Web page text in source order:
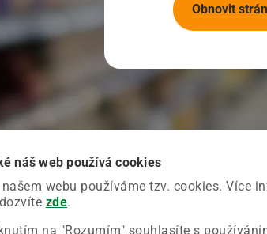
náš web používá cookies
našem webu používáme tzv. cookies. Více
zde.
na "Rozumím" souhlasíte s
Obnovit